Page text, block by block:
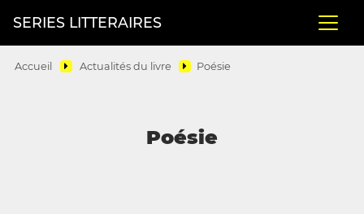
SERIES LITTERAIRES
Accueil Actualités du livre Poésie
Poésie